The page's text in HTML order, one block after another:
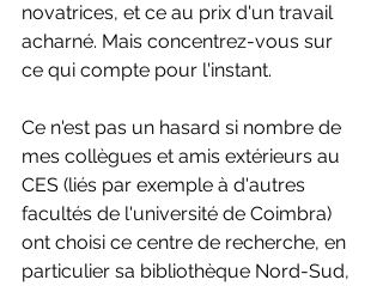
novatrices, et ce au prix d'un travail
acharné. Mais concentrez-vous sur
ce qui compte pour l'instant.
Ce n'est pas un hasard si nombre de
mes collègues et amis extérieurs au
CES (liés par exemple à d'autres
facultés de l'université de Coimbra)
ont choisi ce centre de recherche, en
particulier sa bibliothèque Nord-Sud,